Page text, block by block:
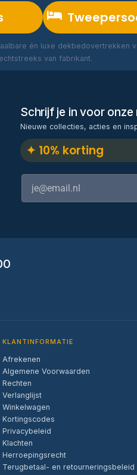
én luxe
van fabrikant.
Schrijf je in voor
Nieuwe collecties, acties en
✦ 10% korting
KLANTINFORMATIE
Afrekenen
Algemene Voorwaarden
Rechten
Verlanglijst
Winkelwagen
Kortingscodes
Privacybeleid
Klachten
Herroepingsrecht
Terugbetaal- en retourneringsbeleid